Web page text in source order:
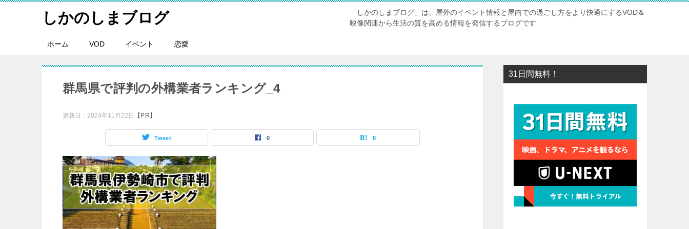
しかのしまブログ
「しかのしまブログ」は、屋外のイベント情報と屋内での過ごし方をより快適にするVOD＆
映像関連から生活の質を高める情報を発信するブログです
ホーム VOD イベント 恋愛
群馬県で評判の外構業者ランキング_4
更新日： 2024年11月22日 【PR】
Tweet 0 0
31日間無料！